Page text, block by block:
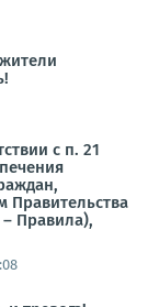
с п. 21
Правительства
Правила),